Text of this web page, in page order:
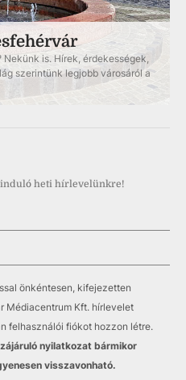
is. Hírek, érdekességek,
szerintünk legjobb városáról a
induló heti hírlevelünkre!
önkéntesen, kifejezetten
Médiacentrum Kft. hírlevelet
felhasználói fiókot hozzon létre.
nyilatkozat bármikor
visszavonható.